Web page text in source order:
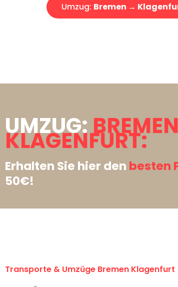
Umzug: Bremen →
UMZUG:
KLAGENFURT:
Erhalten Sie hier den besten
50€!
Transporte & Umzüge Bremen Klagenfurt